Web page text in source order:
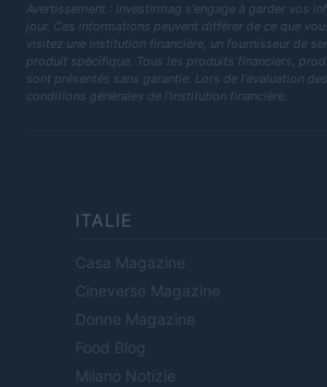
Avertissement : Investirmag s'engage à garder vos
jour. Ces informations peuvent différer de ce que
visitez une institution financière, un fournisseur de
produit spécifique. Tous les produits financiers,
sont présentés sans garantie. Lors de l'évaluation
conditions générales de l'institution financière.
ITALIE
Casa Magazine
Cineverse Magazine
Donne Magazine
Food Blog
Milano Notizie